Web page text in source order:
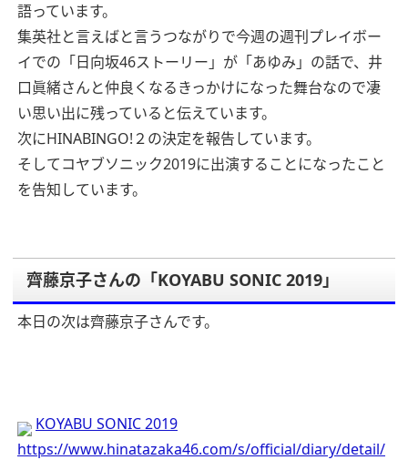
語っています。
集英社と言えばと言うつながりで今週の週刊プレイボー
イでの「日向坂46ストーリー」が「あゆみ」の話で、井
口眞緒さんと仲良くなるきっかけになった舞台なので凄
い思い出に残っていると伝えています。
次にHINABINGO!２の決定を報告しています。
そしてコヤブソニック2019に出演することになったこと
を告知しています。
齊藤京子さんの「KOYABU SONIC 2019」
本日の次は齊藤京子さんです。
KOYABU SONIC 2019
https://www.hinatazaka46.com/s/official/diary/detail/